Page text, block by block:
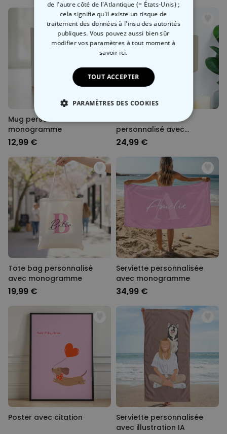
Mug personnalisé avec
monogramme
12,99 €
Porte-clés mural
personnalisé avec
monogramme
24,99 €
Tote bag personnalisé
avec monogramme
19,99 €
Serviette personnalisée
avec monogramme
34,99 €
Poster avec citation
Serviette personnalisée
avec illustration IA
de l'autre côté de l'Atlantique (= États-Unis) ;
cela signifie qu'il existe un risque de
traitement des données à l'insu des autorités
publiques. Vous pouvez aussi bien sûr
modifier vos paramètres à tout momentà
savoir ici.
TOUT ACCEPTER
PARAMÈTRES DES COOKIES
STRICTEMENT NÉCESSAIRE
COMMERCIALISATION
NON CLASSÉ